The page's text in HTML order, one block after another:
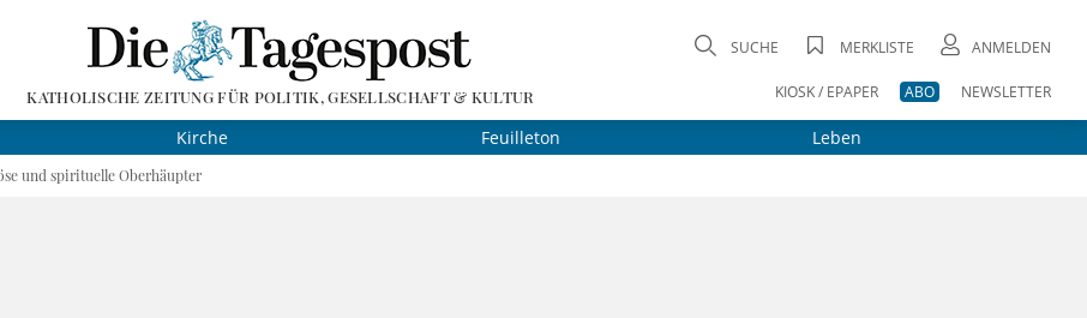
KATHOLISCHE ZEITUNG FÜR POLITIK, GESELLSCHAFT & KULTUR
SUCHE MERKLISTE ANMELDEN
KIOSK / EPAPER ABO NEWSLETTER
Kirche Feuilleton Leben
und spirituelle Oberhäupter